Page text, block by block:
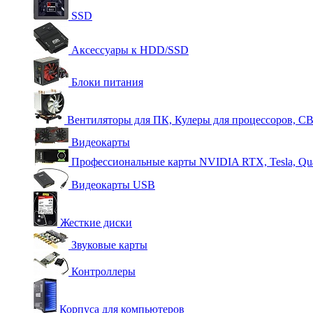
SSD
Аксессуары к HDD/SSD
Блоки питания
Вентиляторы для ПК, Кулеры для процессоров,
Видеокарты
Профессиональные карты NVIDIA RTX, Tesla,
Видеокарты USB
Жесткие диски
Звуковые карты
Контроллеры
Корпуса для компьютеров